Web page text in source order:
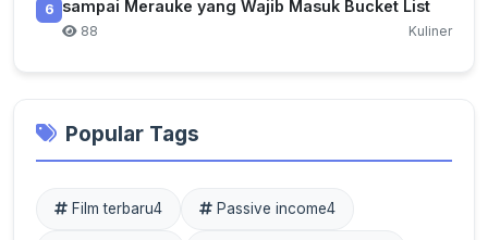
6 sampai Merauke yang Wajib Masuk Bucket List
88 Kuliner
Popular Tags
Film terbaru4 Passive income4